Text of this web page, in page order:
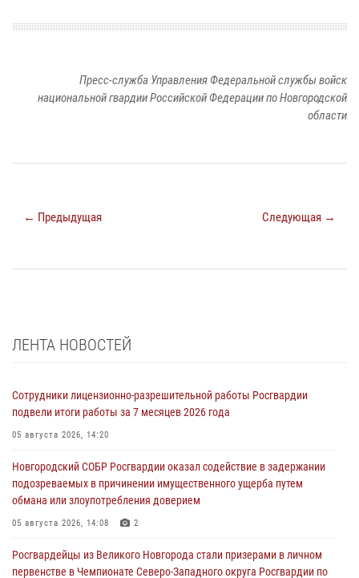
Пресс-служба Управления Федеральной службы войск
национальной гвардии Российской Федерации по Новгородской
области
← Предыдущая Следующая →
ЛЕНТА НОВОСТЕЙ
Сотрудники лицензионно-разрешительной работы Росгвардии
подвели итоги работы за 7 месяцев 2026 года
05 августа 2026, 14:20
Новгородский СОБР Росгвардии оказал содействие в задержании
подозреваемых в причинении имущественного ущерба путем
обмана или злоупотребления доверием
05 августа 2026, 14:08 2
Росгвардейцы из Великого Новгорода стали призерами в личном
первенстве в Чемпионате Северо-Западного округа Росгвардии по